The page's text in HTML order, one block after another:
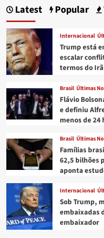
Latest Popular
Internacional
Trump está
escalar
termos do Irã
Brasil Últimas
Flávio
e definiu
menos de 24
Brasil Últimas
Famílias
62,5 bilhões
aponta
Internacional
Sob Trump,
embaixadas
embaixador